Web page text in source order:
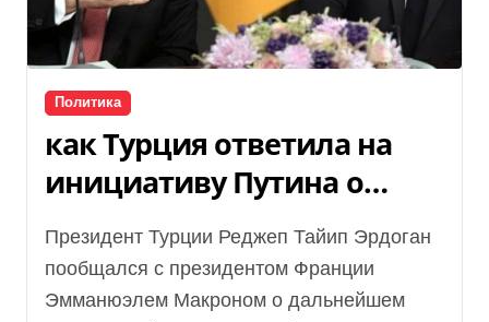
Политика
как Турция ответила на
инициативу Путина о
переговорах
Президент Турции Реджеп Тайип Эрдоган
пообщался с президентом Франции
Эмманюэлем Макроном о дальнейшем